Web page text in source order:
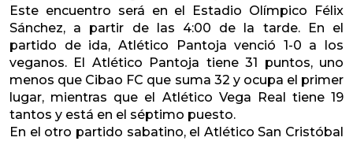
Este encuentro será en el Estadio Olímpico Félix
Sánchez, a partir de las 4:00 de la tarde. En el
partido de ida, Atlético Pantoja venció 1-0 a los
veganos. El Atlético Pantoja tiene 31 puntos, uno
menos que Cibao FC que suma 32 y ocupa el primer
lugar, mientras que el Atlético Vega Real tiene 19
tantos y está en el séptimo puesto.
En el otro partido sabatino, el Atlético San Cristóbal